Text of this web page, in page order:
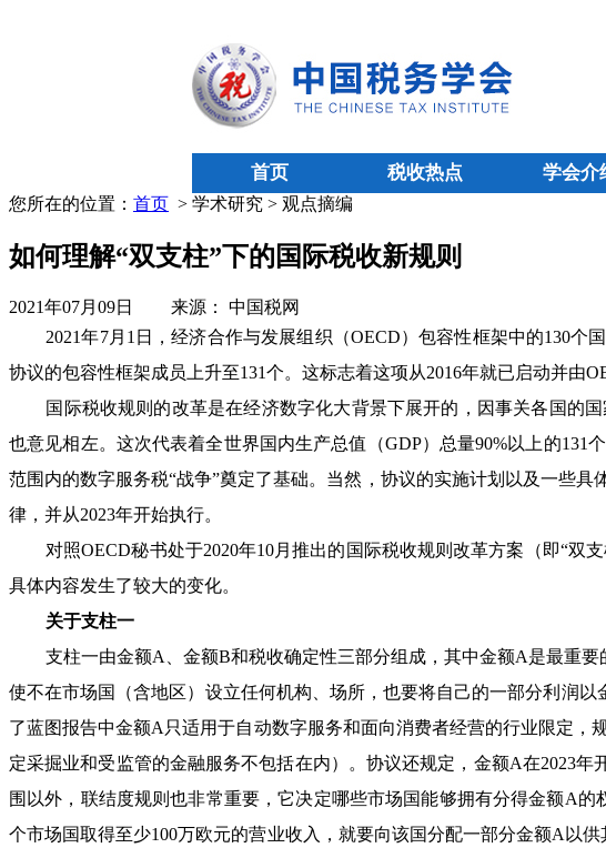
首页 税收热点 学会介
您所在的位置： 首页 > 学术研究 > 观点摘编
如何理解“双支柱”下的国际税收新规则
2021年07月09日
来源： 中国税网
2021年7月1日，经济合作与发展组织（OECD）包容性框架中的130个
协议的包容性框架成员上升至131个。这标志着这项从2016年就已启动并由
国际税收规则的改革是在经济数字化大背景下展开的，因事关各国的国
也意见相左。这次代表着全世界国内生产总值（GDP）总量90%以上的
范围内的数字服务税“战争”奠定了基础。当然，协议的实施计划以及一些
律，并从2023年开始执行。
对照OECD秘书处于2020年10月推出的国际税收规则改革方案（即“双
具体内容发生了较大的变化。
关于支柱一
支柱一由金额A、金额B和税收确定性三部分组成，其中金额A是最重要
使不在市场国（含地区）设立任何机构、场所，也要将自己的一部分利润
了蓝图报告中金额A只适用于自动数字服务和面向消费者经营的行业限定
定采掘业和受监管的金融服务不包括在内）。协议还规定，金额A在2023
围以外，联结度规则也非常重要，它决定哪些市场国能够拥有分得金额A
个市场国取得至少100万欧元的营业收入，就要向该国分配一部分金额A以